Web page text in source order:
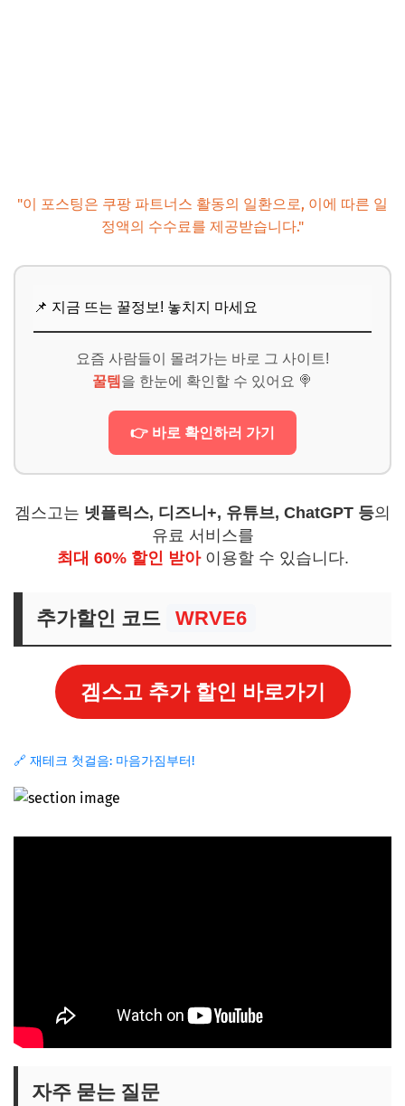
"이 포스팅은 쿠팡 파트너스 활동의 일환으로, 이에 따른 일
정액의 수수료를 제공받습니다."
📌 지금 뜨는 꿀정보! 놓치지 마세요
요즘 사람들이 몰려가는 바로 그 사이트!
꿀템 을 한눈에 확인할 수 있어요 🍭
👉 바로 확인하러 가기
겜스고는 넷플릭스, 디즈니+, 유튜브, ChatGPT 등의
유료 서비스를
최대 60% 할인 받아이용할 수 있습니다.
추가할인 코드 WRVE6
겜스고 추가 할인 바로가기
🔗 재테크 첫걸음: 마음가짐부터!
자주 묻는 질문